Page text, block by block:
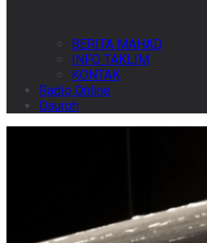
BERITA MAHAD
INFO TAKLIM
KONTAK
Radio Online
Dauroh